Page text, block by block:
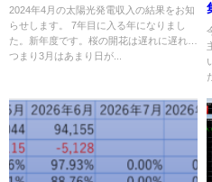
2024年4月の太陽光発電収入の結果をお知
らせします。 7年目に入る年になりまし
た。新年度です。桜の開花は遅れに遅れ…
つまり3月はあまり日が...